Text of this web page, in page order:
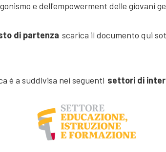
e dell'empowerment delle giovani
di partenza scarica il documento qui
è a suddivisa nei seguenti settori di